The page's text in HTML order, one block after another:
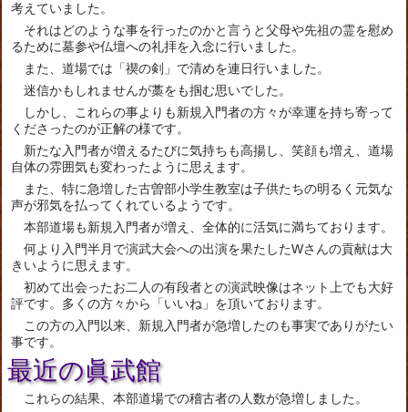
考えていました。
それはどのような事を行ったのかと言うと父母や先祖の霊を慰め
るために墓参や仏壇への礼拝を入念に行いました。
また、道場では「禊の剣」で清めを連日行いました。
迷信かもしれませんが藁をも掴む思いでした。
しかし、これらの事よりも新規入門者の方々が幸運を持ち寄って
くださったのが正解の様です。
新たな入門者が増えるたびに気持ちも高揚し、笑顔も増え、道場
自体の雰囲気も変わったように思えます。
また、特に急増した古曽部小学生教室は子供たちの明るく元気な
声が邪気を払ってくれているようです。
本部道場も新規入門者が増え、全体的に活気に満ちております。
何より入門半月で演武大会への出演を果たしたWさんの貢献は大
きいように思えます。
初めて出会ったお二人の有段者との演武映像はネット上でも大好
評です。多くの方々から「いいね」を頂いております。
この方の入門以来、新規入門者が急増したのも事実でありがたい
事です。
最近の眞武館
これらの結果、本部道場での稽古者の人数が急増しました。